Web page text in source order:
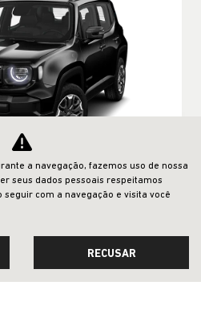
05 ANOS JEEP
R$ 121.713,00
a navegação, fazemos uso de nossa
seus dados pessoais respeitamos
seguir com a navegação e visita você
RECUSAR